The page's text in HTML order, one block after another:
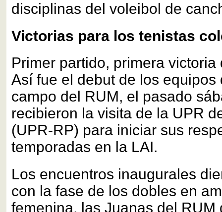
disciplinas del voleibol de
Victorias para los tenistas
Primer partido, primera
Así fue el debut de los equipos
campo del RUM, el pasado
recibieron la visita de la UPR
(UPR-RP) para iniciar sus
temporadas en la LAI.
Los encuentros inaugurales
con la fase de los dobles en
femenina, las Juanas del RUM